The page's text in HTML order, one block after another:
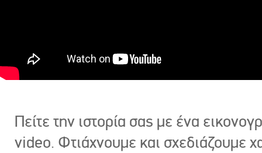
Πείτε την ιστορία σας με ένα
video. Φτιάχνουμε και σχεδιάζουμε